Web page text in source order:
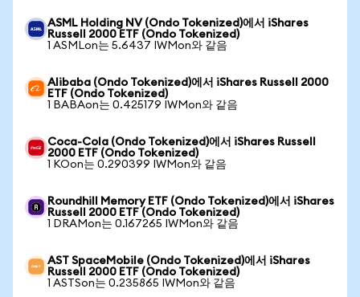
ASML Holding NV (Ondo Tokenized)에서 iShares
Russell 2000 ETF (Ondo Tokenized)
1 ASMLon는 5.6437 IWMon와 같음
Alibaba (Ondo Tokenized)에서 iShares Russell 2000
ETF (Ondo Tokenized)
1 BABAon는 0.425179 IWMon와 같음
Coca-Cola (Ondo Tokenized)에서 iShares Russell
2000 ETF (Ondo Tokenized)
1 KOon는 0.290399 IWMon와 같음
Roundhill Memory ETF (Ondo Tokenized)에서 iShares
Russell 2000 ETF (Ondo Tokenized)
1 DRAMon는 0.167265 IWMon와 같음
AST SpaceMobile (Ondo Tokenized)에서 iShares
Russell 2000 ETF (Ondo Tokenized)
1 ASTSon는 0.235865 IWMon와 같음